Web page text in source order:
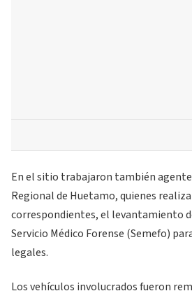
En el sitio trabajaron también
Regional de Huetamo, quienes
correspondientes, el levantamiento
Servicio Médico Forense (Semefo)
legales.
Los vehículos involucrados fueron